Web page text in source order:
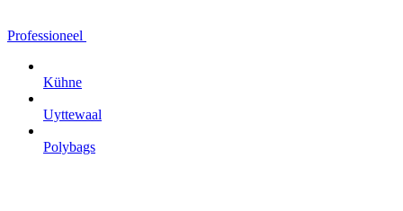
Professioneel
Kühne
Uyttewaal
Polybags